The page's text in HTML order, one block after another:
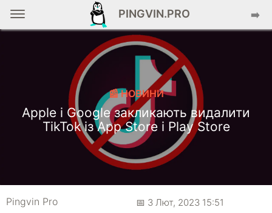
PINGVIN.PRO ➡️
📰 НОВИНИ
Apple і Google закликають видалити
TikTok із App Store і Play Store
Pingvin Pro 📅 3 Лют, 2023 15:51